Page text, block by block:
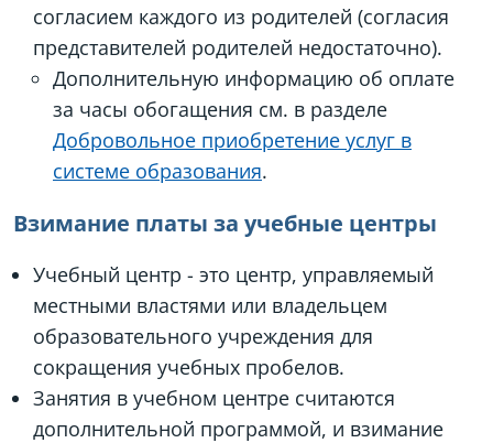
согласием каждого из родителей (согласия
представителей родителей недостаточно).
Дополнительную информацию об оплате
за часы обогащения см. в разделе
Добровольное приобретение услуг в
системе образования.
Взимание платы за учебные центры
Учебный центр - это центр, управляемый
местными властями или владельцем
образовательного учреждения для
сокращения учебных пробелов.
Занятия в учебном центре считаются
дополнительной программой, и взимание